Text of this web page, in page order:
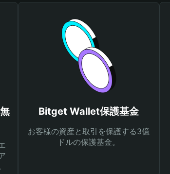
Bitget Wallet保護基金
お客様の資産と取引を保護する3億
ドルの保護基金。